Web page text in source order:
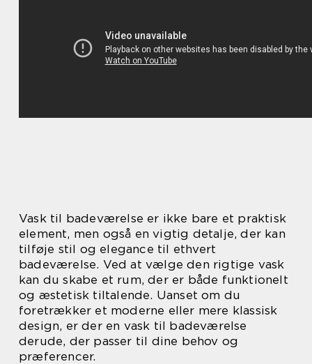
Vask til badeværelse er ikke bare et praktisk
element, men også en vigtig detalje, der kan
tilføje stil og elegance til ethvert
badeværelse. Ved at vælge den rigtige vask
kan du skabe et rum, der er både funktionelt
og æstetisk tiltalende. Uanset om du
foretrækker et moderne eller mere klassisk
design, er der en vask til badeværelse
derude, der passer til dine behov og
præferencer.